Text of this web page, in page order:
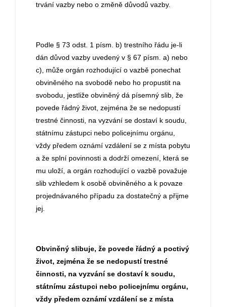
trvání vazby nebo o změně důvodů vazby.
Podle § 73 odst. 1 písm. b) trestního řádu je-li
dán důvod vazby uvedený v § 67 písm. a) nebo
c), může orgán rozhodující o vazbě ponechat
obviněného na svobodě nebo ho propustit na
svobodu, jestliže obviněný dá písemný slib, že
povede řádný život, zejména že se nedopustí
trestné činnosti, na vyzvání se dostaví k soudu,
státnímu zástupci nebo policejnímu orgánu,
vždy předem oznámí vzdálení se z místa pobytu
a že splní povinnosti a dodrží omezení, která se
mu uloží, a orgán rozhodující o vazbě považuje
slib vzhledem k osobě obviněného a k povaze
projednávaného případu za dostatečný a přijme
jej.
Obviněný slibuje, že povede řádný a poctivý
život, zejména že se nedopustí trestné
činnosti, na vyzvání se dostaví k soudu,
státnímu zástupci nebo policejnímu orgánu,
vždy předem oznámí vzdálení se z místa